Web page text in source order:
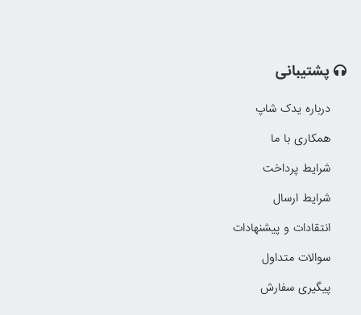
پشتیبانی
درباره یدک شاپ
همکاری با ما
شرایط پرداخت
شرایط ارسال
انتقادات و پیشنهادات
سوالات متداول
پیگیری سفارش